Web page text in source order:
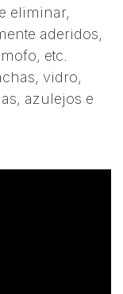
eliminar,
aderidos,
etc.
vidro,
azulejos e